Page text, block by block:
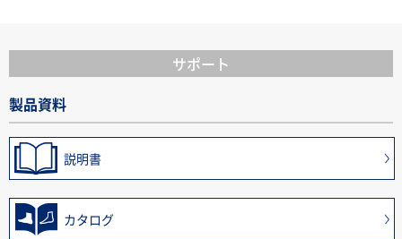
サポート
製品資料
説明書
カタログ